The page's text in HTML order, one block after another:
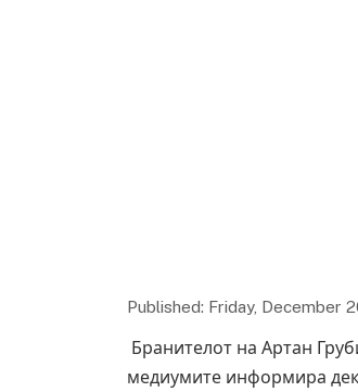
Published: Friday, December
Бранителот на Артан
медиумите информира